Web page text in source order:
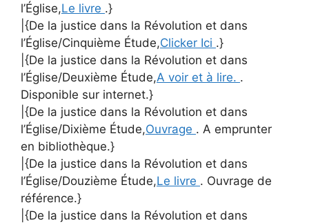
l’Église,Le livre .}
|{De la justice dans la Révolution et dans
l’Église/Cinquième Étude,Clicker Ici .}
|{De la justice dans la Révolution et dans
l’Église/Deuxième Étude,A voir et à lire. .
Disponible sur internet.}
|{De la justice dans la Révolution et dans
l’Église/Dixième Étude,Ouvrage . A emprunter
en bibliothèque.}
|{De la justice dans la Révolution et dans
l’Église/Douzième Étude,Le livre . Ouvrage de
référence.}
|{De la justice dans la Révolution et dans